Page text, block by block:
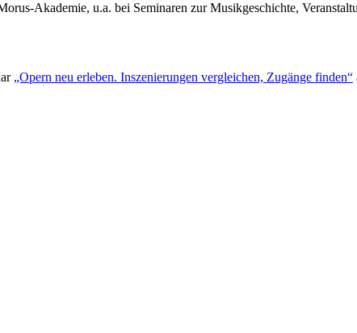
Akademie, u.a. bei Seminaren zur Musikgeschichte,
„Opern neu erleben. Inszenierungen vergleichen, Zugänge finden“